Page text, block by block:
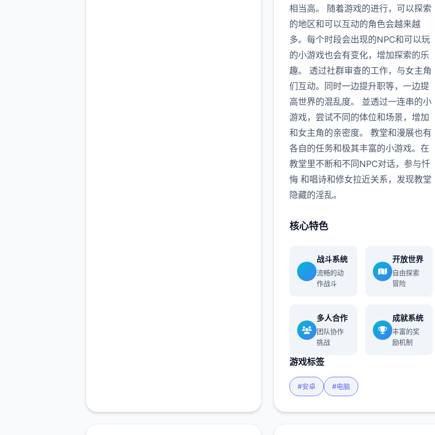
相当高。 随着游戏的进行，可以探索
的地区和可以互动的角色会越来越
多。每个时段会出现的NPC和可以玩
的小游戏也会有变化，增加探索的乐
趣。 透过社群审查的工作，与女主角
们互动。同时一边提升职等，一边提
高世界的混乱度。 並透过一连串的小
游戏，尝试不同的体位和场景，增加
和女主角的亲密度。 教堂和漫展也有
各自的任务和极其丰富的小游戏。在
教堂里不断和不同NPC对话，参与忏
悔 和唱诗和修女拉近关系，发现教堂
隐藏的淫乱。
核心特色
战斗系统
流畅的动
作战斗
开放世界
自由探索
冒险
多人合作
团队协作
挑战
成就系统
丰富的奖
励机制
游戏标签
#安卓 #电脑